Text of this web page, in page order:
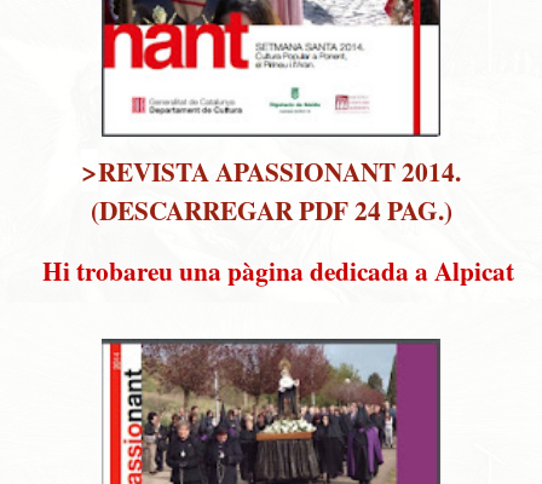
>REVISTA APASSIONANT 2014.
(DESCARREGAR PDF 24 PAG.)
Hi trobareu una pàgina dedicada a Alpicat